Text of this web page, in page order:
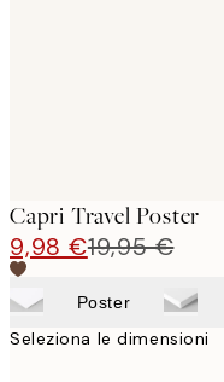
Capri Travel Poster
9,98 €19,95 €
Poster
Seleziona le dimensioni